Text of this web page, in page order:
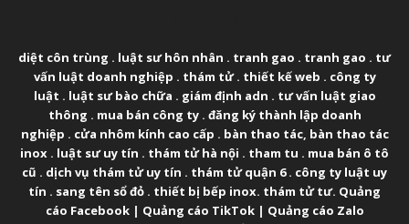
diệt côn trùng . luật sư hôn nhân . tranh gao . tranh gao . tư
vấn luật doanh nghiệp . thám tử. thiết kế web . công ty
luật . luật sư bào chữa . giám định adn . tư vấn luật giao
thông . mua bán công ty. đăng ký thành lập doanh
nghiệp . cửa nhôm kính cao cấp . bàn thao tác, bàn thao tác
inox . luật sư uy tín . thám tử hà nội . tham tu . mua bán ô tô
cũ . dịch vụ thám tử uy tín . thám tử quận 6. công ty luật uy
tín . sang tên sổ đỏ . thiết bị bếp inox. thám tử tư. Quảng
cáo Facebook| Quảng cáo TikTok| Quảng cáo Zalo